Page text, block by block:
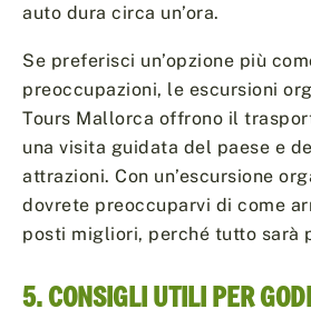
auto dura circa un’ora.
Se preferisci un’opzione più
preoccupazioni, le escursioni
Tours Mallorca offrono il
una visita guidata del paese e
attrazioni. Con un’escursione
dovrete preoccuparvi di come
posti migliori, perché tutto sarà
5. CONSIGLI UTILI PER